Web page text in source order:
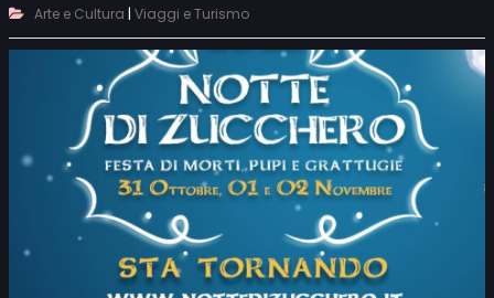
Arte e Cultura | Viaggi e Turismo